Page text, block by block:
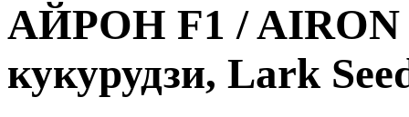
АЙРОН F1 / AIRON
кукурудзи, Lark